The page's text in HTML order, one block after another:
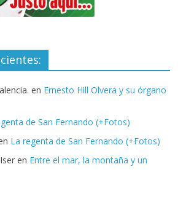
en Ernesto Hill Olvera y su órgano
de San Fernando (+Fotos)
La regenta de San Fernando (+Fotos)
en Entre el mar, la montaña y un